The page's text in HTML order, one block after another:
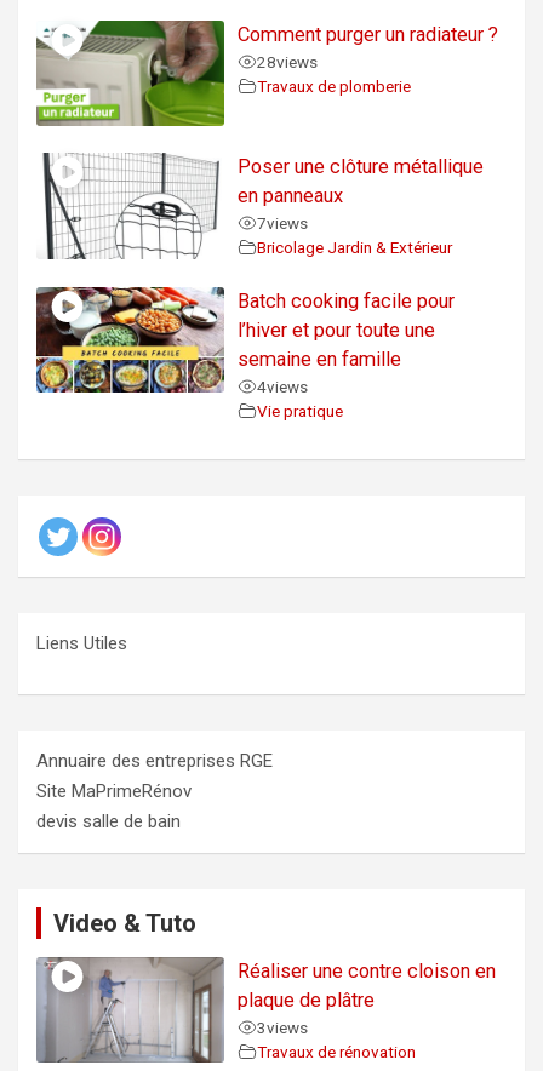
Comment purger un radiateur ?
28views
Travaux de plomberie
Poser une clôture métallique
en panneaux
7views
Bricolage Jardin & Extérieur
Batch cooking facile pour
l’hiver et pour toute une
semaine en famille
4views
Vie pratique
Liens Utiles
Annuaire des entreprises RGE
Site MaPrimeRénov
devis salle de bain
Video & Tuto
Réaliser une contre cloison en
plaque de plâtre
3views
Travaux de rénovation